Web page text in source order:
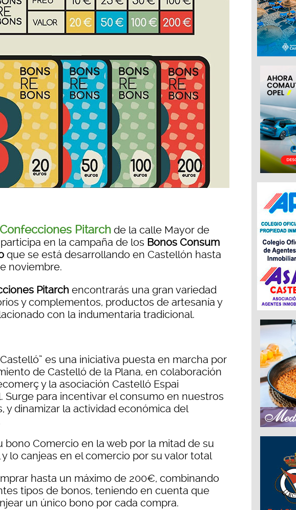
Confecciones Pitarch de la calle Mayor de
en la campaña de los Bonos Consum
que se está desarrollando en Castellón hasta
noviembre.
Pitarch encontrarás una gran variedad
y complementos, productos de artesanía y
con la indumentaria tradicional.
es una iniciativa puesta en marcha por
de Castelló de la Plana, en colaboración
y la asociación Castelló Espai
Surge para incentivar el consumo en nuestros
y dinamizar la actividad económica del
bono Comercio en la web por la mitad de su
lo canjeas en el comercio por su valor total
hasta un máximo de 200€, combinando
tipos de bonos, teniendo en cuenta que
un único bono por cada compra.